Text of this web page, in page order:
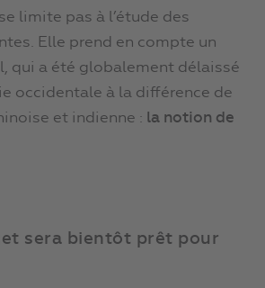
limite pas à l’étude des
Elle prend en compte un
qui a été globalement délaissé
occidentale à la différence de
et indienne : la notion de
sera bientôt prêt pour